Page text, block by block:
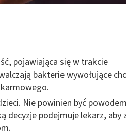
pojawiająca się w trakcie
bakterie wywołujące
Nie powinien być
podejmuje lekarz, aby